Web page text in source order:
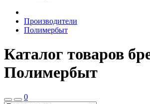
Производители
Полимербыт
Каталог товаров
Полимербыт
0